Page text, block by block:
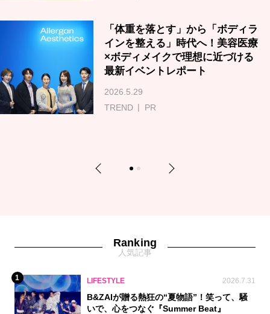
「体重を落とす」から「ボディラ
インを整える」時代へ！美容医療
×ボディメイクで理想に近づける
最新イベントレポート
2026.5.29
TREND
PR
Previous 1 2 Next
Ranking
人気記事
1 LIFESTYLE 2026.7.31
B&ZAIが贈る熱狂の“夏物語”！笑って、騒
いで、心をつなぐ『Summer Beat』